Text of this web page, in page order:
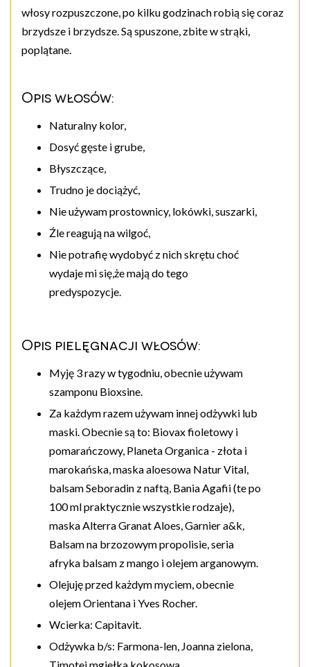
włosy rozpuszczone, po kilku godzinach robią się coraz
brzydsze i brzydsze. Są spuszone, zbite w strąki,
poplątane.
Opis włosów:
Naturalny kolor,
Dosyć gęste i grube,
Błyszczące,
Trudno je dociążyć,
Nie używam prostownicy, lokówki, suszarki,
Źle reagują na wilgoć,
Nie potrafię wydobyć z nich skrętu choć
wydaje mi się,że mają do tego
predyspozycje.
Opis pielęgnacji włosów:
Myję 3 razy w tygodniu, obecnie używam
szamponu Bioxsine.
Za każdym razem używam innej odżywki lub
maski. Obecnie są to: Biovax fioletowy i
pomarańczowy, Planeta Organica - złota i
marokańska, maska aloesowa Natur Vital,
balsam Seboradin z naftą, Bania Agafii (te po
100 ml praktycznie wszystkie rodzaje),
maska Alterra Granat Aloes, Garnier a&k,
Balsam na brzozowym propolisie, seria
afryka balsam z mango i olejem arganowym.
Olejuję przed każdym myciem, obecnie
olejem Orientana i Yves Rocher.
Wcierka: Capitavit.
Odżywka b/s: Farmona-len, Joanna zielona,